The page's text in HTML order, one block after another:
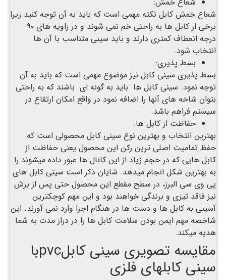
شعاع خمش کابل نکته مهمی است که باید به آن توجه کنید زیرا
برخی از کابل ها به راحتی خم نمی شوند و در زاویه های ۹۰
درجه انعطاف کمتری دارند و باید سینی متناسب با آن ها
انتخاب شود.
بسط پذیری:
بسط پذیری سینی کابل نیز موضوع مهمی است که باید به آن
توجه نمود. سینی کابل ها باید به گونه ای باشند که به راحتی
بتوان شاخه های آنها را اضافه نمود در واقع امکان ارتقاع در
سیستم فراهم باشد.
حفاظت از کابل ها:
بهترین انتخاب و بهترین نوع سینی کابل محصولی است که
حفظ تمامیت اصلی ترین رکن این محصول یعنی حفاظت از
کابل هایی که در حجم زیاد از این کانال ها عبور داده میشوند را
به بهترین شکل انجام میدهد. شایان ذکر است سینی کابل های
پی وی سی البرز، در سطح مقطع این محصول حتی پس از برش
نیز فاقد تیزی و برندگی خواهند بود و این مهم کوچکترین
آسیبی به کابل ها و دست ها در هنگام اجرا وارد نمی آورند. این
شاخصه مهم ایمن بودن سلامت کابل ها را در دراز مدت به شما
هدیه میکند.
مقایسه تصویری سینی کابلpvcبا
سینی کابلهای فلزی